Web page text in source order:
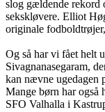
slog gældende rekord
sekskløvere. Elliot
originale
Og så har vi fået helt
Sivagnanasegaram,
kan nævne ugedagen
Mange børn har også
SFO Valhalla i